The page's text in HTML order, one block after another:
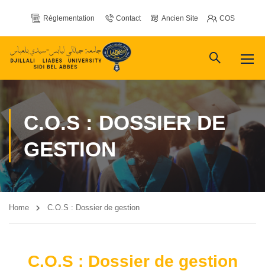
Réglementation Contact Ancien Site COS
C.O.S : DOSSIER DE
GESTION
Home C.O.S : Dossier de gestion
C.O.S : Dossier de gestion